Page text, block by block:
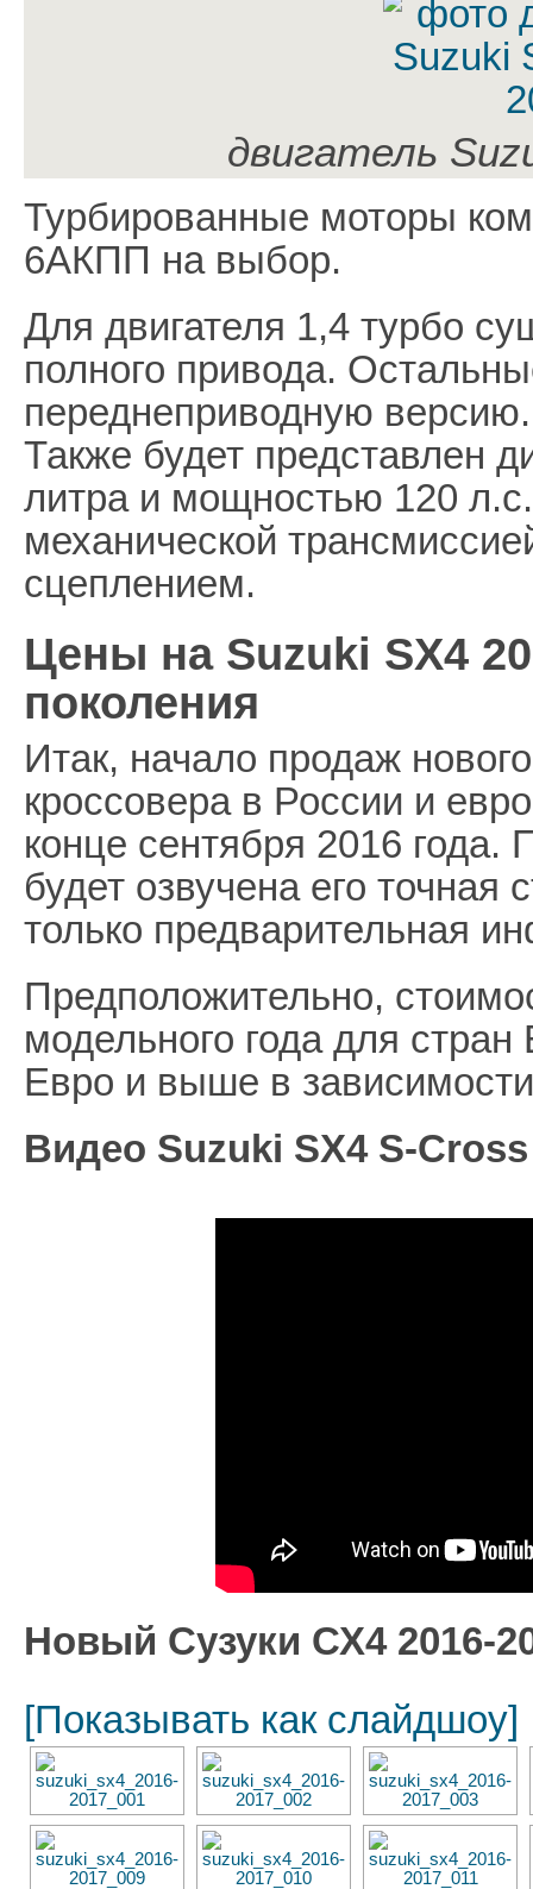
двигатель
Турбированные моторы
6АКПП на выбор.
Для двигателя 1,4 турбо
полного привода.
переднеприводную версию.
Также будет представлен
литра и мощностью 120
механической
сцеплением.
Цены на Suzuki SX4
поколения
Итак, начало продаж
кроссовера в России и
конце сентября 2016
будет озвучена его точная
только предварительная
Предположительно,
модельного года для
Евро и выше в
Видео Suzuki SX4 S-Cross
Новый Сузуки СХ4 2016-
[Показывать как слайдшоу]